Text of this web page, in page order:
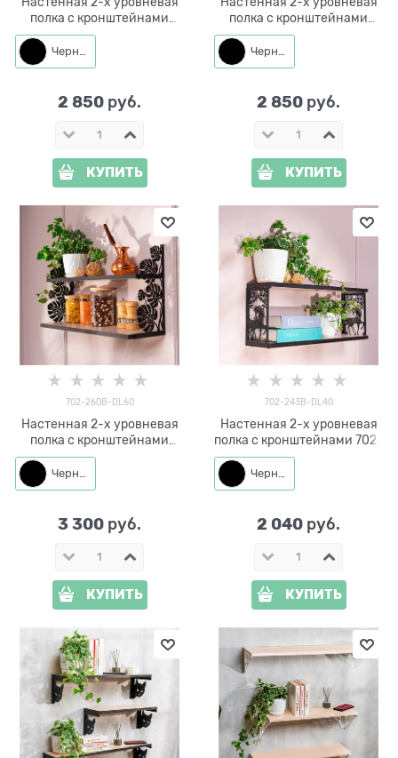
полка с кронштейнами
Листья монстеры 702-256B-
DL60 металл, ЛДСП
60*14*1,8 см
Черный
2 850 руб.
КУПИТЬ
полка с кронштейнами
Эйфелева башня 702-278B-
DL60 металл, ЛДСП, L=60 см
Черный
2 850 руб.
КУПИТЬ
702-260B-DL60
Настенная 2-х уровневая
полка с кронштейнами
Листья монстеры 702-
260B-DL60 металл, ЛДСП,
L=60 см
Черный
3 300 руб.
КУПИТЬ
702-243B-DL40
Настенная 2-х уровневая
полка с кронштейнами 702-
243B-DL40 металл, ЛДСП
40*14*1,8 см
Черный
2 040 руб.
КУПИТЬ